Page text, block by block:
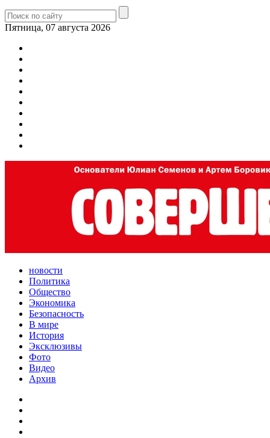
Пятница, 07 августа 2026
новости
Политика
Общество
Экономика
Безопасность
В мире
История
Эксклюзивы
Фото
Видео
Архив